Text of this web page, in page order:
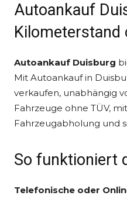
Autoankauf
Kilometerstand
Autoankauf Duisburg
Mit Autoankauf in
verkaufen, unabhängig
Fahrzeuge ohne TÜV,
Fahrzeugabholung und
So funktioniert
Telefonische oder